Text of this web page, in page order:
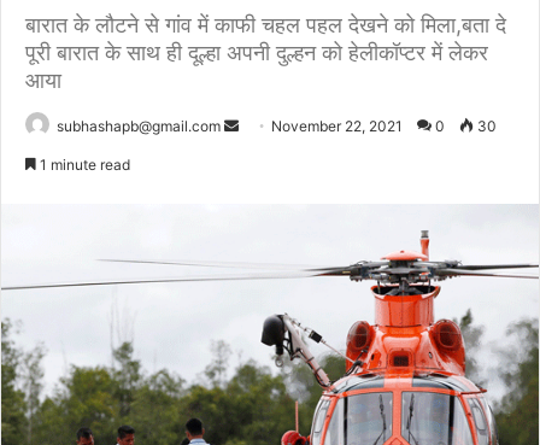
बारात के लौटने से गांव में काफी चहल पहल देखने को मिला,बता दे
पूरी बारात के साथ ही दूल्हा अपनी दुल्हन को हेलीकॉप्टर में लेकर
आया
subhashapb@gmail.com
Send November 22, 2021 0 30
1 minute read